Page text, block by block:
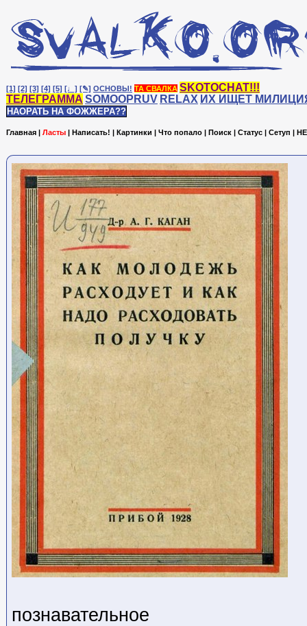
[1] [2] [3] [4] [5] [♩] [✎] ОСНОВЫ! ТА СВАЛКА SKOTOCHAT!!!
ТЕЛЕГРАММА SOMOOPRUV RELAX ИХ ИЩЕТ
НАОРАТЬ НА ФОЖЖЕРА??
Главная | Ласты | Написать! | Картинки | Что попало | Поиск | Статус | Сетуп |
познавательное